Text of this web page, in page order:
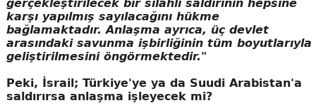
gerçekleştirilecek bir silahlı saldırının hepsine
karşı yapılmış sayılacağını hükme
bağlamaktadır. Anlaşma ayrıca, üç devlet
arasındaki savunma işbirliğinin tüm boyutlarıyla
geliştirilmesini öngörmektedir."
Peki, İsrail; Türkiye'ye ya da Suudi Arabistan'a
saldırırsa anlaşma işleyecek mi?